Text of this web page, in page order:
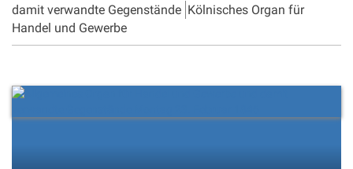
damit verwandte Gegenstände Kölnisches Organ für
Handel und Gewerbe